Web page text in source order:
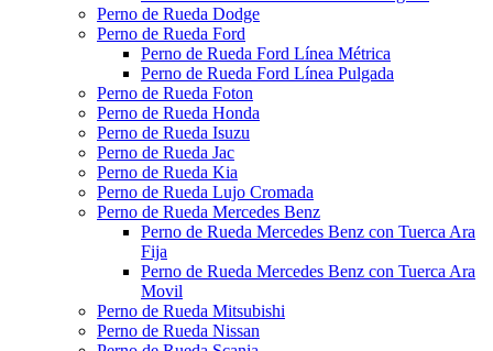
Perno de Rueda Dodge
Perno de Rueda Ford
Perno de Rueda Ford Línea Métrica
Perno de Rueda Ford Línea Pulgada
Perno de Rueda Foton
Perno de Rueda Honda
Perno de Rueda Isuzu
Perno de Rueda Jac
Perno de Rueda Kia
Perno de Rueda Lujo Cromada
Perno de Rueda Mercedes Benz
Perno de Rueda Mercedes Benz con Tuerca Ara
Fija
Perno de Rueda Mercedes Benz con Tuerca Ara
Movil
Perno de Rueda Mitsubishi
Perno de Rueda Nissan